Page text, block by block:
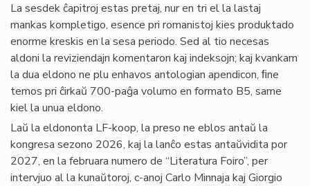
La sesdek ĉapitroj estas pretaj, nur en tri el la lastaj
mankas kompletigo, esence pri romanistoj kies produktado
enorme kreskis en la sesa periodo. Sed al tio necesas
aldoni la reviziendajn komentaron kaj indeksojn; kaj kvankam
la dua eldono ne plu enhavos antologian apendicon, ﬁne
temos pri ĉirkaŭ 700-paĝa volumo en formato B5, same
kiel la unua eldono.
Laŭ la eldononta LF-koop, la preso ne eblos antaŭ la
kongresa sezono 2026, kaj la lanĉo estas antaŭvidita por
2027, en la februara numero de “Literatura Foiro”, per
intervjuo al la kunaŭtoroj, c-anoj Carlo Minnaja kaj Giorgio